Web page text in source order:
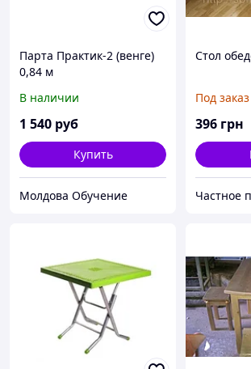
Парта Практик-2 (венге)
0,84 м
В наличии
1 540 руб
Купить
Молдова Обучение
Стол
Под заказ
396 грн